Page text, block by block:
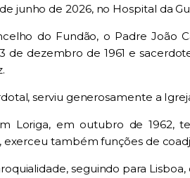
junho de 2026, no Hospital da
do Fundão, o Padre João
de dezembro de 1961 e
serviu generosamente a
Loriga, em outubro de 1962,
exerceu também funções de
seguindo para